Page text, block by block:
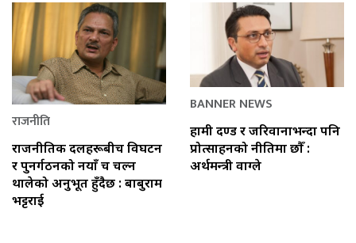
राजनीति
राजनीतिक दलहरूबीच विघटन
र पुनर्गठनको नयाँ चक्र चल्न
थालेको अनुभूत हुँदैछ : बाबुराम
भट्टराई
BANNER NEWS
हामी दण्ड र जरिवानाभन्दा पनि
प्रोत्साहनको नीतिमा छौँ :
अर्थमन्त्री वाग्ले